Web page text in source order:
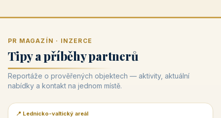
PR MAGAZÍN · INZERCE
Tipy a příběhy partnerů
Reportáže o prověřených objektech — aktivity, aktuální
nabídky a kontakt na jednom místě.
📰 PR článek
📍 Lednicko-valtický areál